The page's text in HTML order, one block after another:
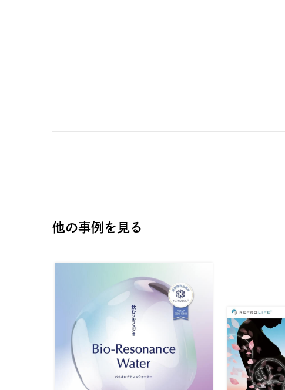
他の事例を見る